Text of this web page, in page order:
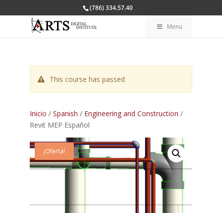
(786) 334.57.40
Menu
This course has passed
Inicio / Spanish / Engineering and Construction /
Revit MEP Español
¡Oferta!